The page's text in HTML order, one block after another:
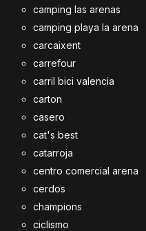
camping las arenas
camping playa la arena
carcaixent
carrefour
carril bici valencia
carton
casero
cat's best
catarroja
centro comercial arena
cerdos
champions
ciclismo